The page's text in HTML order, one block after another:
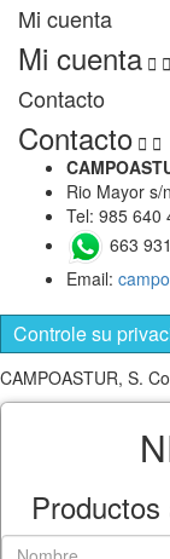
Mi cuenta
Mi cuenta  
Contacto
Contacto  
Rio Mayor s/
Tel: 985 640
663
Email:
Controle su
CAMPOASTUR, S.